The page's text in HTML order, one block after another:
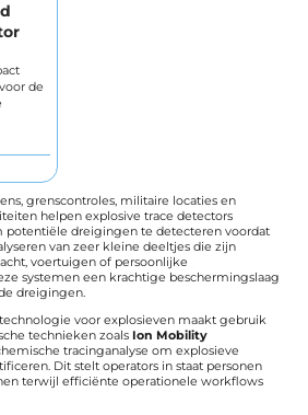
de
grenscontroles, militaire locaties en
helpen explosive trace detectors
potentiële dreigingen te detecteren voordat
van zeer kleine deeltjes die zijn
voertuigen of persoonlijke
systemen een krachtige beschermingslaag
dreigingen.
voor explosieven maakt gebruik
technieken zoals Ion Mobility
tracinganalyse om explosieve
Dit stelt operators in staat personen
terwijl efficiënte operationele workflows